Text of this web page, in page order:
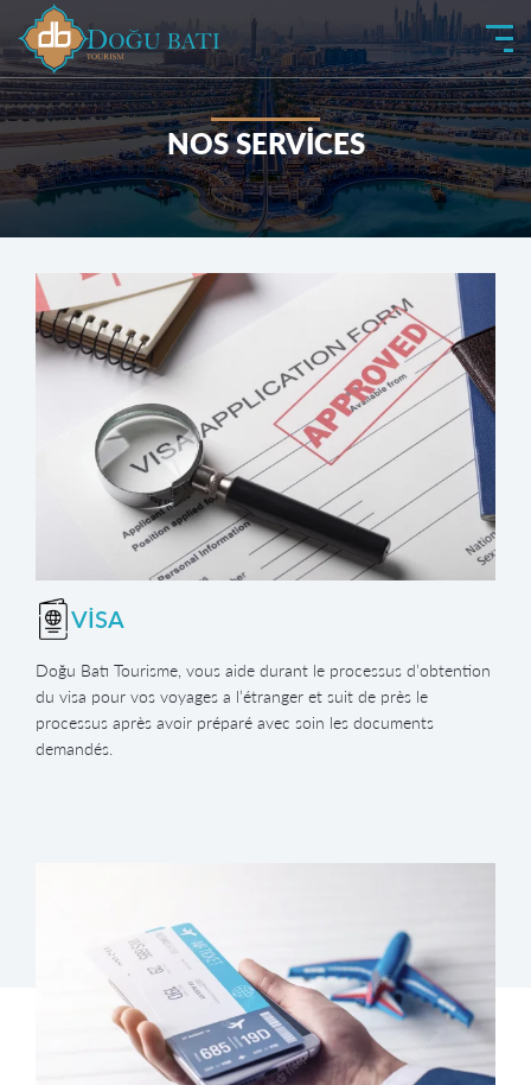
NOS SERVİCES
VİSA
Doğu Batı Tourisme, vous aide durant le processus d’obtention
du visa pour vos voyages a l’étranger et suit de près le
processus après avoir préparé avec soin les documents
demandés.